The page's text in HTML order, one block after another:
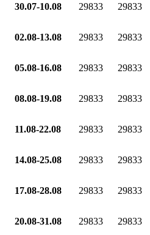
30.07-10.08 29833 29833
02.08-13.08 29833 29833
05.08-16.08 29833 29833
08.08-19.08 29833 29833
11.08-22.08 29833 29833
14.08-25.08 29833 29833
17.08-28.08 29833 29833
20.08-31.08 29833 29833